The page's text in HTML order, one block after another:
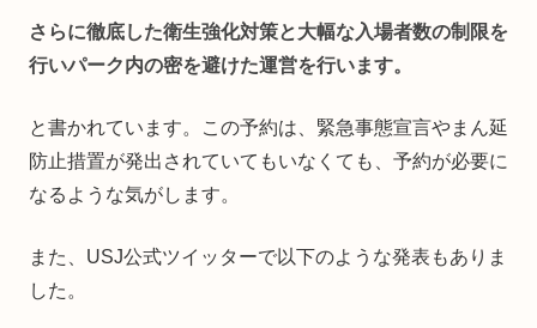
さらに徹底した衛生強化対策と大幅な入場者数の制限を
行いパーク内の密を避けた運営を行います。
と書かれています。この予約は、緊急事態宣言やまん延
防止措置が発出されていてもいなくても、予約が必要に
なるような気がします。
また、USJ公式ツイッターで以下のような発表もありま
した。